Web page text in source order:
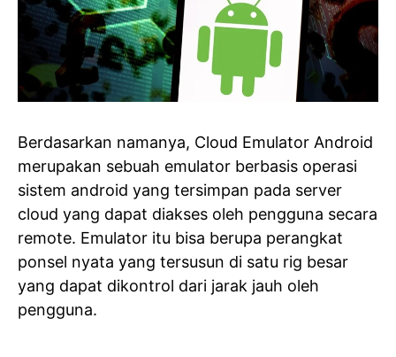
Berdasarkan namanya, Cloud Emulator Android
merupakan sebuah emulator berbasis operasi
sistem android yang tersimpan pada server
cloud yang dapat diakses oleh pengguna secara
remote. Emulator itu bisa berupa perangkat
ponsel nyata yang tersusun di satu rig besar
yang dapat dikontrol dari jarak jauh oleh
pengguna.